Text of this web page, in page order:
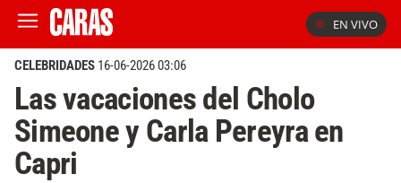
EN VIVO
CELEBRIDADES 16-06-2026 03:06
Las vacaciones del Cholo
Simeone y Carla Pereyra en
Capri